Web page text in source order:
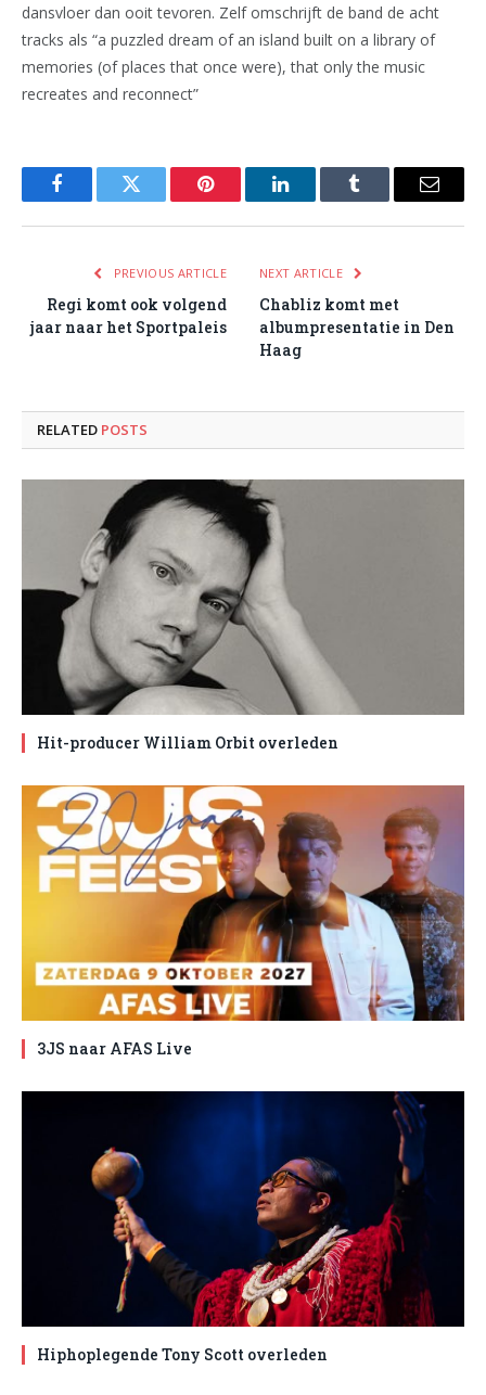
dansvloer dan ooit tevoren. Zelf omschrijft de band de acht
tracks als “a puzzled dream of an island built on a library of
memories (of places that once were), that only the music
recreates and reconnect”
FacebookTwitter Pinterest LinkedInTumblr Email
PREVIOUS ARTICLE
Regi komt ook volgend
jaar naar het Sportpaleis
NEXT ARTICLE
Chabliz komt met
albumpresentatie in Den
Haag
RELATED POSTS
Hit-producer William Orbit overleden
3JS naar AFAS Live
Hiphoplegende Tony Scott overleden